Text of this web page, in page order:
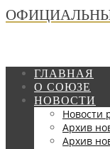
ГЛАВНАЯ
О СОЮЗЕ
НОВОСТИ
Новости
Архив
Архив